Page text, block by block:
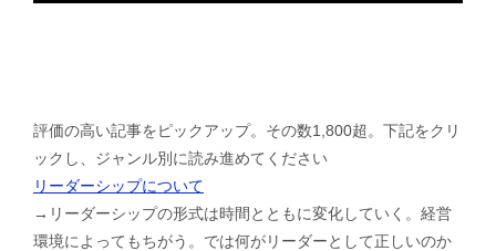
評価の高い記事をピックアップ。その数1,800超。下記をクリ
ックし、ジャンル別に読み進めてください
リーダーシップについて
→リーダーシップの形式は時間とともに変化していく。経営
環境によってもちがう。では何がリーダーとして正しいのか